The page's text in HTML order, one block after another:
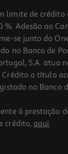
limite de crédito
%. Adesão ao
se junto do
no Banco de
S.A. atua
a título
no Banco
à prestação
crédito, aqui.